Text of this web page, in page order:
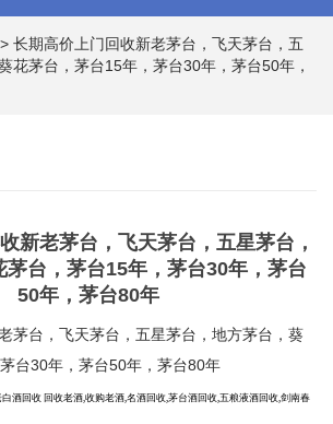
> 长期高价上门回收新老茅台，飞天茅台，五
花茅台，茅台15年，茅台30年，茅台50年，
新老茅台，飞天茅台，五星茅台，
茅台，茅台15年，茅台30年，茅台
50年，茅台80年
茅台，飞天茅台，五星茅台，地方茅台，葵
台30年，茅台50年，茅台80年
酒回收 回收老酒,收购老酒,名酒回收,茅台酒回收,五粮液酒回收,剑南春